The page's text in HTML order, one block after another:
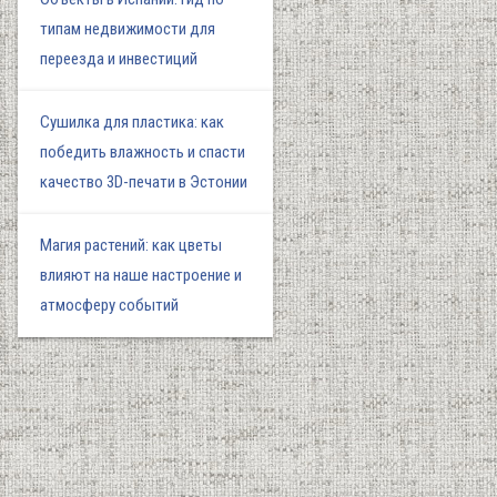
типам недвижимости для
переезда и инвестиций
Сушилка для пластика: как
победить влажность и спасти
качество 3D-печати в Эстонии
Магия растений: как цветы
влияют на наше настроение и
атмосферу событий